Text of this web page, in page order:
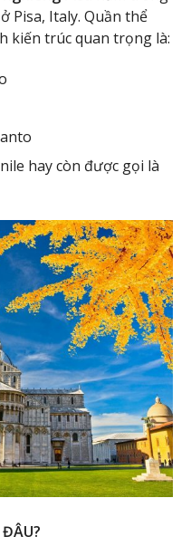
Pisa, Italy. Quần thể
kiến trúc quan trọng là:
hay còn được gọi là
ĐÂU?